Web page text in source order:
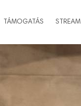
TÁMOGATÁS STREAM